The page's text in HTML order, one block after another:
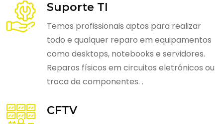
Suporte TI
Temos profissionais aptos para realizar
todo e qualquer reparo em equipamentos
como desktops, notebooks e servidores.
Reparos físicos em circuitos eletrônicos ou
troca de componentes. .
CFTV